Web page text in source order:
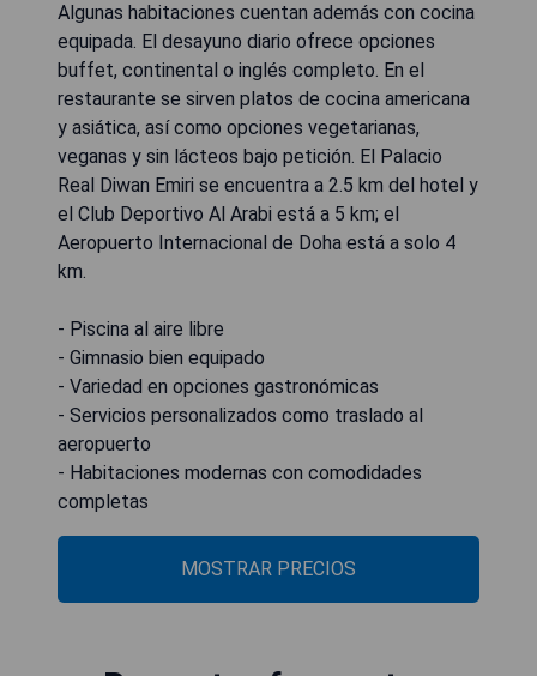
Algunas habitaciones cuentan además con cocina
equipada. El desayuno diario ofrece opciones
buffet, continental o inglés completo. En el
restaurante se sirven platos de cocina americana
y asiática, así como opciones vegetarianas,
veganas y sin lácteos bajo petición. El Palacio
Real Diwan Emiri se encuentra a 2.5 km del hotel y
el Club Deportivo Al Arabi está a 5 km; el
Aeropuerto Internacional de Doha está a solo 4
km.
- Piscina al aire libre
- Gimnasio bien equipado
- Variedad en opciones gastronómicas
- Servicios personalizados como traslado al
aeropuerto
- Habitaciones modernas con comodidades
completas
MOSTRAR PRECIOS